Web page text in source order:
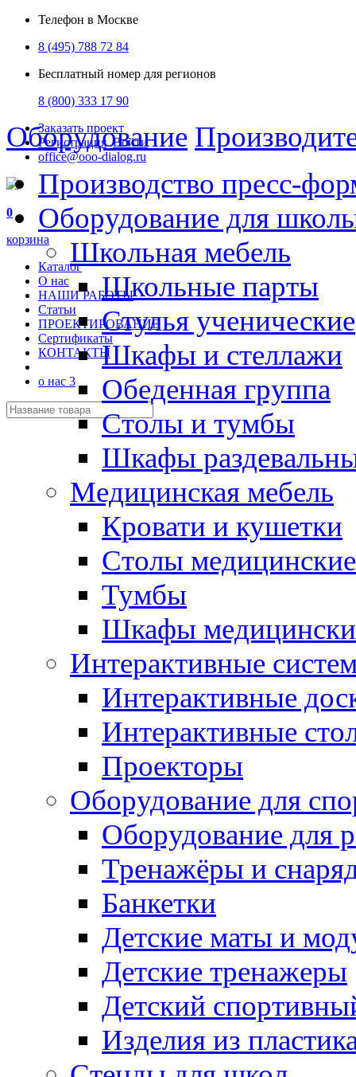
Телефон в Москве
8 (495) 788 72 84
Бесплатный номер для регионов
8 (800) 333 17 90
Заказать проект
Регистрация Войти
office@ooo-dialog.ru
0
корзина
Каталог
О нас
НАШИ РАБОТЫ
Статьи
ПРОЕКТИРОВАНИЕ
Сертификаты
КОНТАКТЫ
о нас 3
Оборудование
Производство пресс-
Оборудование для
Школьная мебель
Школьные парты
Стулья ученические
Шкафы и стеллажи
Обеденная группа
Столы и тумбы
Шкафы
Медицинская мебель
Кровати и кушетки
Столы медицинские
Тумбы
Шкафы
Интерактивные
Интерактивные
Интерактивные
Проекторы
Оборудование для
Оборудование для
Тренажёры и
Банкетки
Детские маты и
Детские тренажеры
Детский
Изделия из